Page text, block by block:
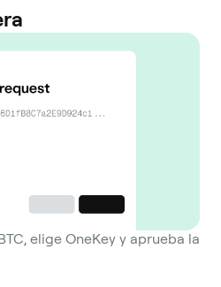
elige OneKey y aprueba la